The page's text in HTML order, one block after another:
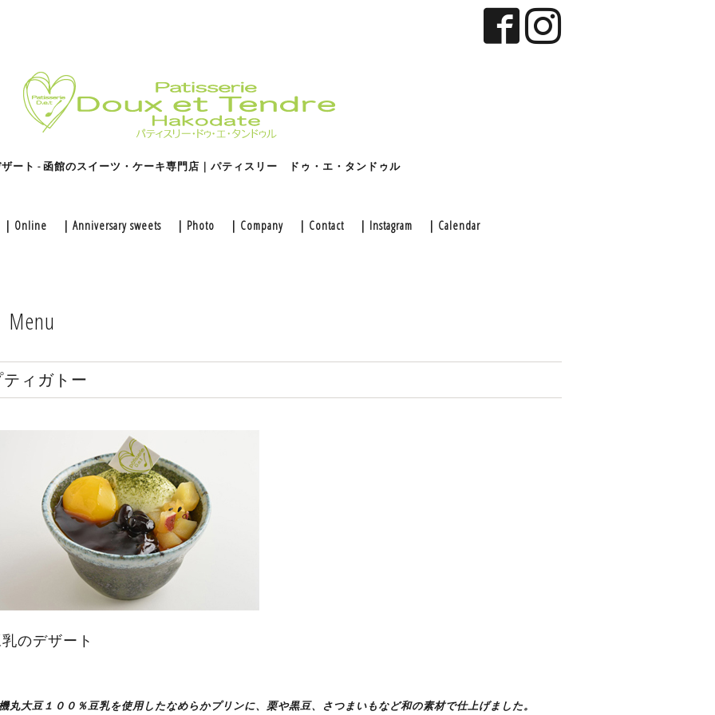
ート - 函館のスイーツ・ケーキ専門店｜パティスリー ドゥ・エ・タンドゥル
｜Online ｜Anniversary sweets ｜Photo ｜Company ｜Contact ｜Instagram ｜Calendar
Menu
ティガトー
のデザート
丸大豆１００％豆乳を使用したなめらかプリンに、栗や黒豆、さつまいもなど和の素材で仕上げました。